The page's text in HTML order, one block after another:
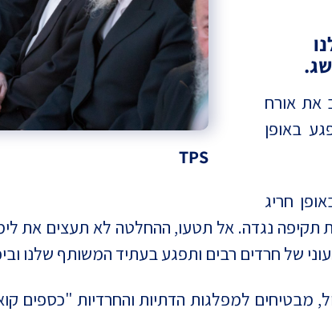
TPS
את אורח
באופן
חריג
נגדה. אל תטעו, ההחלטה לא תעצים את
של חרדים רבים ותפגע בעתיד המשותף שלנו